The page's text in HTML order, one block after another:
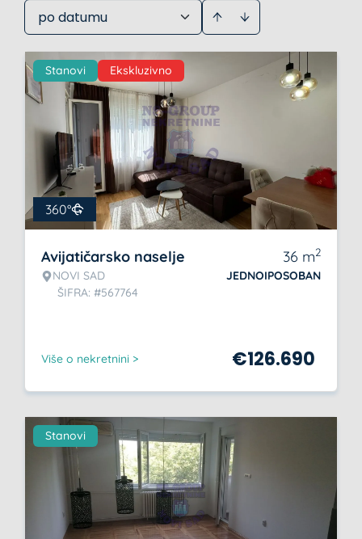
po datumu
Stanovi Ekskluzivno
360°
Avijatičarsko naselje
NOVI SAD
ŠIFRA: #567764
36 m2
JEDNOIPOSOBAN
Više o nekretnini > €126.690
Stanovi